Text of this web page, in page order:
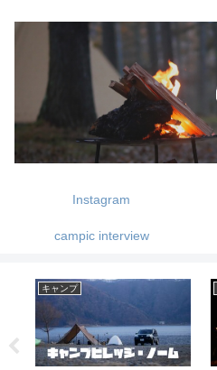
Instagram
campic interview
キャンプ